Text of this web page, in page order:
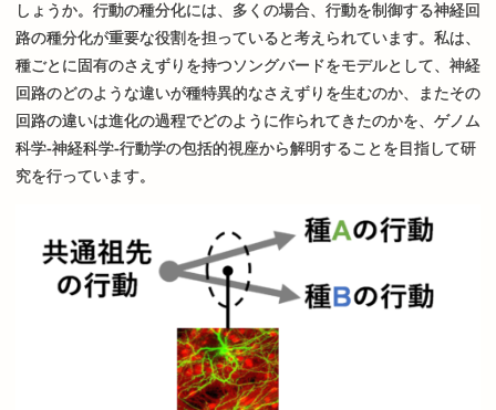
しょうか。行動の種分化には、多くの場合、行動を制御する神経回
路の種分化が重要な役割を担っていると考えられています。私は、
種ごとに固有のさえずりを持つソングバードをモデルとして、神経
回路のどのような違いが種特異的なさえずりを生むのか、またその
回路の違いは進化の過程でどのように作られてきたのかを、ゲノム
科学-神経科学-行動学の包括的視座から解明することを目指して研
究を行っています。